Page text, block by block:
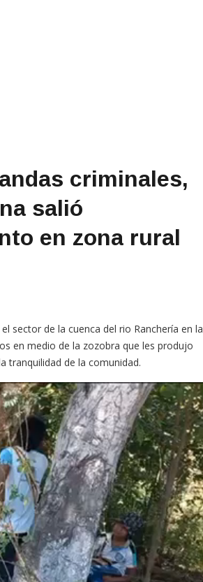
criminales,
salió
en zona rural
sector de la cuenca del rio Ranchería en la
en medio de la zozobra que les produjo
tranquilidad de la comunidad.